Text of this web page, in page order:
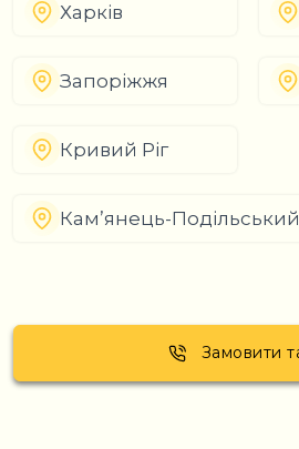
Харків
Запоріжжя
Кривий Ріг
Кам’янець-Подільський
Замовити